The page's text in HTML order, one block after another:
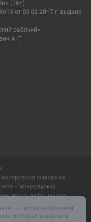
(16+)
от 03.02.2017 г. выдано
рабочий»
А. Г.
ссылка на
- гиперссылка).
информации,
16+
с использованием
которые указаны в